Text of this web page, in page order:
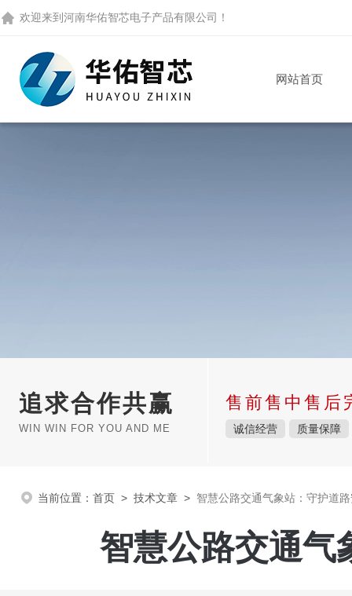
欢迎来到 河南华佑智芯电子产品有限公司 ！
网站首页
追求合作共赢
WIN WIN FOR YOU AND ME
售前售中售后
诚信经营 质量保障
当前位置： 首页 > 技术文章 > 智慧公路交通气象站：守护道路
智慧公路交通气